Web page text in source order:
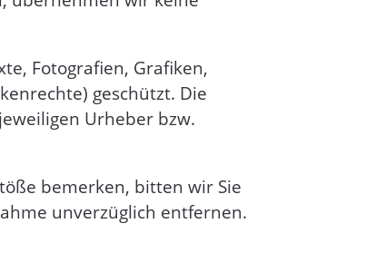
Fotografien, Grafiken,
geschützt. Die
Urheber bzw.
bemerken, bitten wir Sie
unverzüglich entfernen.